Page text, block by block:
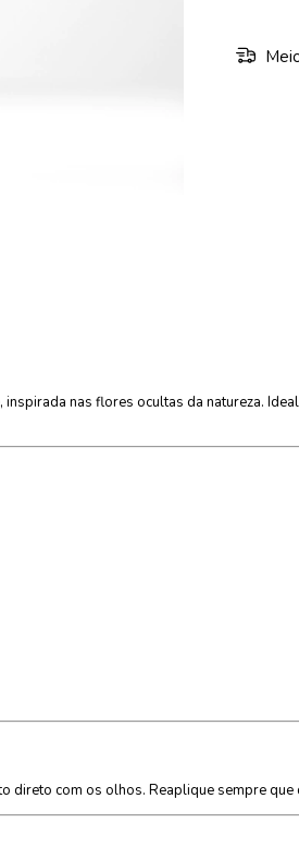
nas flores ocultas da natureza.
com os olhos. Reaplique sempre